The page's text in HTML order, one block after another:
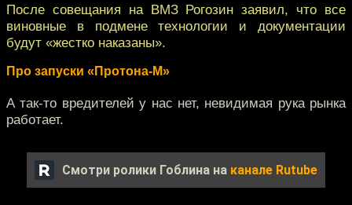
После совещания на ВМЗ Рогозин заявил, что все
виновные в подмене технологии и документации
будут «жестко наказаны».
Про запуски «Протона-М»
А так-то вредителей у нас нет, невидимая рука рынка
работает.
Смотри ролики Гоблина на канале Rutube